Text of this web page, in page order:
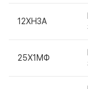
12ХН3А
25Х1МФ